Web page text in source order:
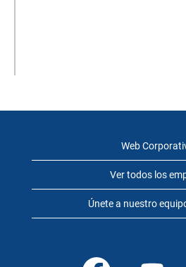
disminución del
Web
Ver todos los
Únete a nuestro